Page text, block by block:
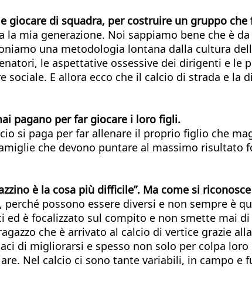
giocare di squadra, per costruire un gruppo
mia generazione. Noi sappiamo bene che è
una metodologia lontana dalla cultura
le aspettative ossessive dei dirigenti e le
E allora ecco che il calcio di strada e la
pagano per far giocare i loro figli.
si paga per far allenare il proprio figlio che
che devono puntare al massimo risultato
è la cosa più difficile”. Ma come si
possono essere diversi e non sempre è
è focalizzato sul compito e non smette mai
che è arrivato al calcio di vertice grazie
di migliorarsi e spesso non solo per colpa
Nel calcio ci sono tante variabili, in campo e